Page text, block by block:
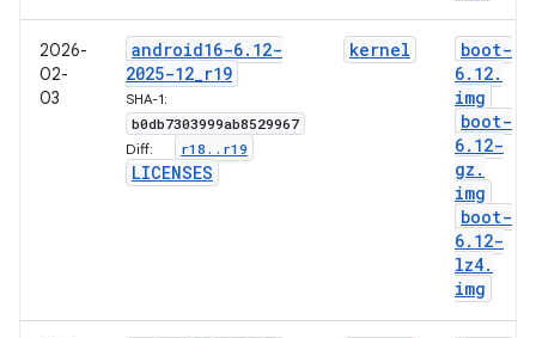
2026-
02-
03
android16-6. 12-
2025-12_r19
SHA-1:
b0db7303999ab8529967
Diff: r18 . . r19
LICENSES
kernel
boot-
6. 12.
img
boot-
6. 12-
gz .
img
boot-
6. 12-
lz4.
img